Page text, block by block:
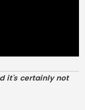
it's certainly not